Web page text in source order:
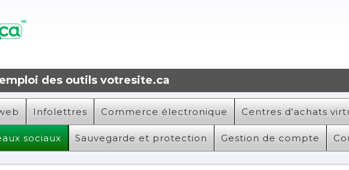
des outils votresite.ca
Infolettres Commerce électronique Centres d'achats
sociaux Sauvegarde et protection Gestion de compte